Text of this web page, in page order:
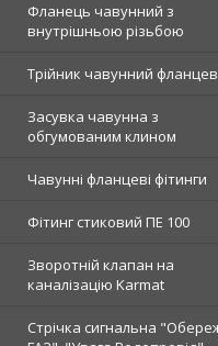
Фланець чавунний з
внутрішньою різьбою
Трійник чавунний
Засувка чавунна з
обгумованим клином
Чавунні фланцеві фітинги
Фітинг стиковий ПЕ 100
Зворотній клапан на
каналізацію Karmat
Стрічка сигнальна